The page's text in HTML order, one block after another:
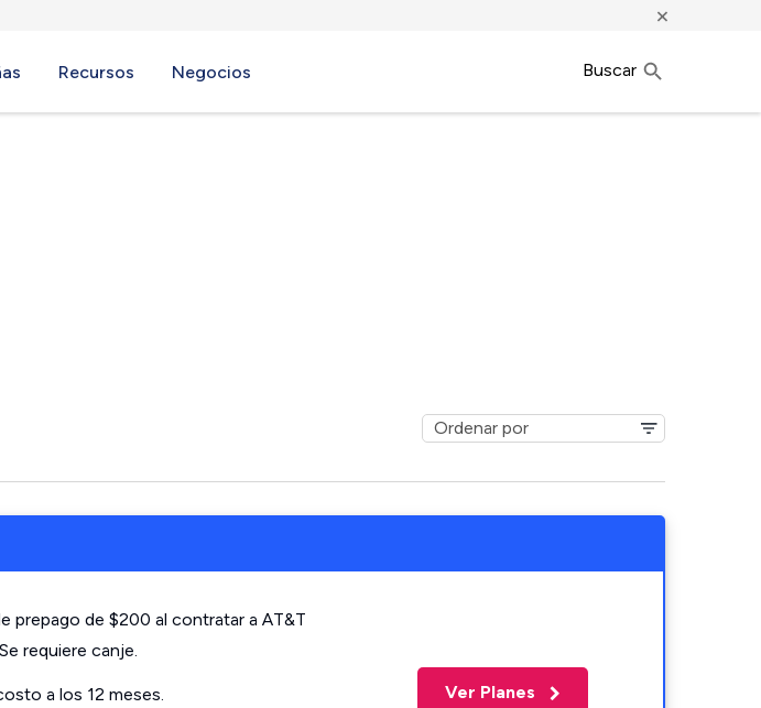
×
Recursos Negocios Buscar
prepago de $200 al contratar a AT&T
requiere canje.
a los 12 meses. Ver Planes